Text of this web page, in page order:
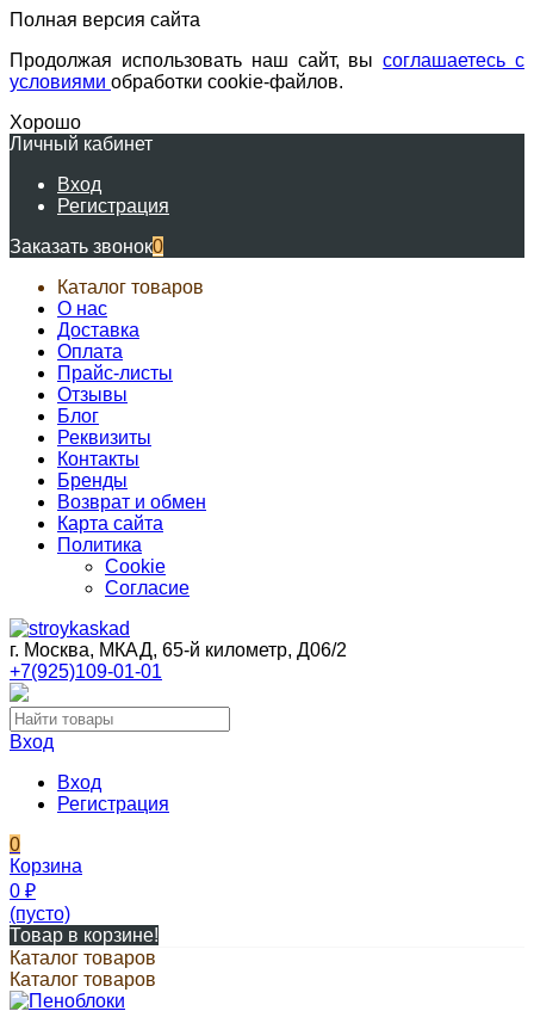
Полная версия сайта
Продолжая использовать наш сайт, высоглашаетесь с
условиями обработки cookie-файлов.
Хорошо
Личный кабинет
Вход
Регистрация
Заказать звонок0
Каталог товаров
О нас
Доставка
Оплата
Прайс-листы
Отзывы
Блог
Реквизиты
Контакты
Бренды
Возврат и обмен
Карта сайта
Политика
Cookie
Согласие
г. Москва, МКАД, 65-й километр, Д06/2
+7(925)109-01-01
Вход
Вход
Регистрация
0
Корзина
0 ₽
(пусто)
Товар в корзине!
Каталог товаров
Каталог товаров